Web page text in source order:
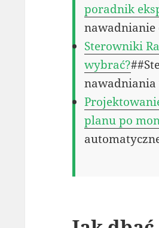
poradnik
nawadnianie
Sterowniki
wybrać?
nawadniania
planu po